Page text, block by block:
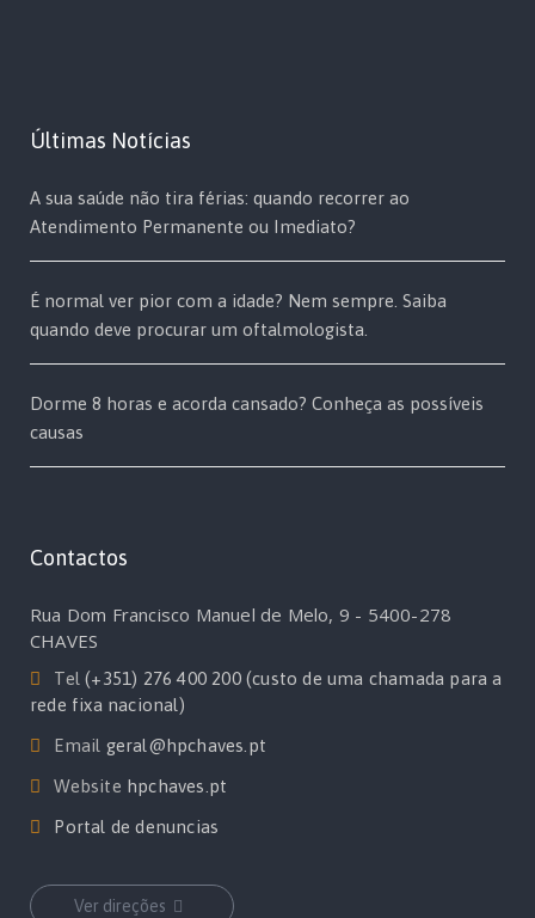
Últimas Notícias
A sua saúde não tira férias: quando recorrer ao
Atendimento Permanente ou Imediato?
É normal ver pior com a idade? Nem sempre. Saiba
quando deve procurar um oftalmologista.
Dorme 8 horas e acorda cansado? Conheça as possíveis
causas
Contactos
Rua Dom Francisco Manuel de Melo, 9 - 5400-278
CHAVES
Tel(+351) 276 400 200 (custo de uma chamada para a
rede fixa nacional)
Email geral@hpchaves.pt
Website hpchaves.pt
Portal de denuncias
Ver direções